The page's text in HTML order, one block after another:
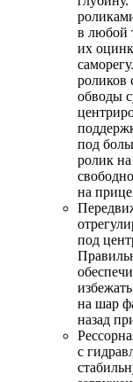
в любой
их
роликов
обводы
под
ролик
на
под
на шар
назад
с